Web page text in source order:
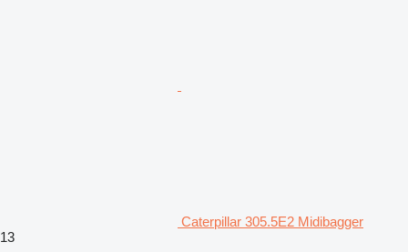
Caterpillar 305.5E2 Midibagger
13